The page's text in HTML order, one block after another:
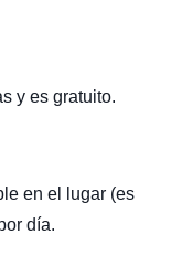
y es gratuito.
en el lugar (es
día.